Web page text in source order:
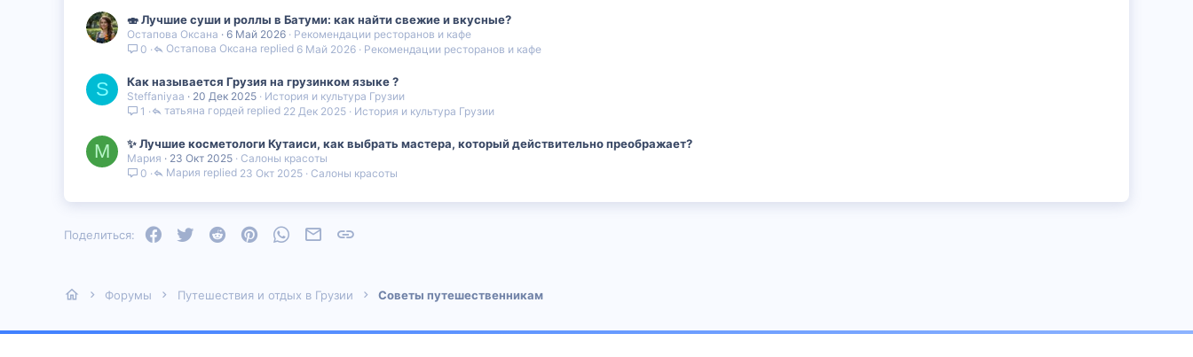
🍣 Лучшие суши и роллы в Батуми: как найти свежие и вкусные?
Остапова Оксана 6 Май 2026
Рекомендации ресторанов и кафе
0
Рекомендации ресторанов и кафе
6 Май 2026
Остапова Оксана
S Как называется Грузия на грузинком языке ?
Steffaniyaa 20 Дек 2025
История и культура Грузии
1
История и культура Грузии
22 Дек 2025
татьяна гордей
М ✨ Лучшие косметологи Кутаиси, как выбрать мастера, который действительно преображает?
Мария 23 Окт 2025 Салоны красоты
0
Салоны красоты
23 Окт 2025
Мария
Поделиться: Facebook
Twitter Reddit PinterestWhatsAppЭлектронная почта
Форумы Путешествия и отдых в Грузии Советы путешественникам